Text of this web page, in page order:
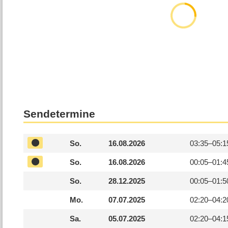
Sendetermine
So. 16.08.2026 03:35–
So. 16.08.2026 00:05–
So. 28.12.2025 00:05–
Mo. 07.07.2025 02:20–
Sa. 05.07.2025 02:20–